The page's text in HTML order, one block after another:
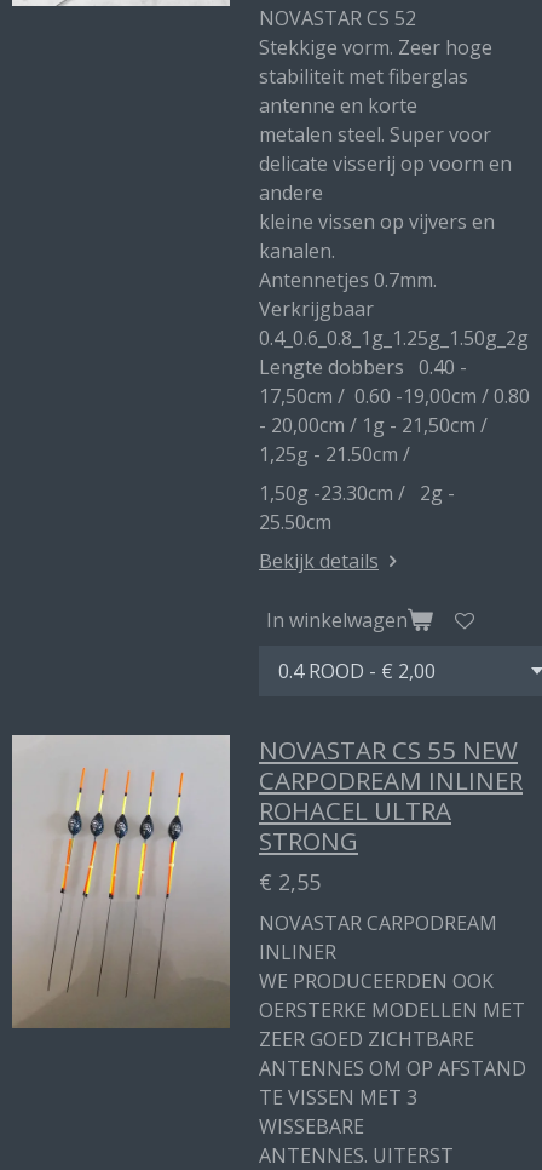
NOVASTAR CS 52
Stekkige vorm. Zeer hoge
stabiliteit met fiberglas
antenne en korte
metalen steel. Super voor
delicate visserij op voorn en
andere
kleine vissen op vijvers en
kanalen.
Antennetjes 0.7mm.
Verkrijgbaar
0.4_0.6_0.8_1g_1.25g_1.50g_2g
Lengte dobbers 0.40 -
17,50cm / 0.60 -19,00cm / 0.80
- 20,00cm / 1g - 21,50cm /
1,25g - 21.50cm /
1,50g -23.30cm / 2g -
25.50cm
Bekijk details
In winkelwagen
NOVASTAR CS 55 NEW
CARPODREAM INLINER
ROHACEL ULTRA
STRONG
€ 2,55
NOVASTAR CARPODREAM
INLINER
WE PRODUCEERDEN OOK
OERSTERKE MODELLEN MET
ZEER GOED ZICHTBARE
ANTENNES OM OP AFSTAND
TE VISSEN MET 3
WISSEBARE
ANTENNES. UITERST